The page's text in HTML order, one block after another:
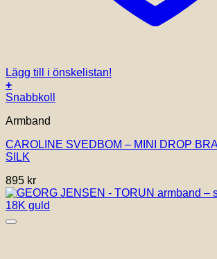
Lägg till i önskelistan!
+
Snabbkoll
Armband
CAROLINE SVEDBOM – MINI DROP
SILK
895 kr